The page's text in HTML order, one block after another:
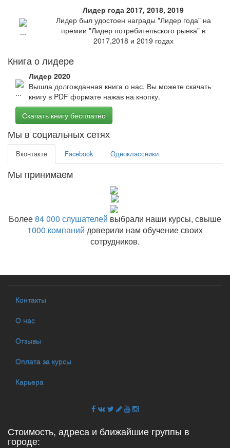
Лидер года 2017, 2018, 2019
Лидер был удостоен награды "Лидер года" на
премии "Лидер потребительского рынка" в
2017,2018 и 2019 годах
Книга о лидере
Лидер 2020
Вышла долгожданная книга о нас, Вы можете скачать
книгу в PDF формате нажав на кнопку.
Скачать книгу бесплатно
Мы в социальных сетях
Вконтакте Facebook Одноклассники
Мы принимаем
Более84 000 слушателей выбрали наши курсы, свыше
1000 компаний доверили нам обучение своих
сотрудников.
Контакты
О нас
Отзывы
Оплата за курсы
Карьера
Стоимость, адреса и ближайшие группы в
городе: